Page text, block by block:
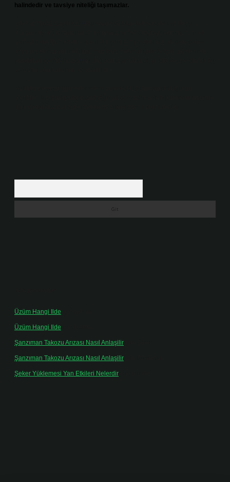
halindedir ve tavsiye niteliği taşımazlar.
Üzüm Hangi Ilde
Üzüm Hangi Ilde
Şanzıman Takozu Arızası Nasıl Anlaşilir
Şanzıman Takozu Arızası Nasıl Anlaşilir
Şeker Yüklemesi Yan Etkileri Nelerdir